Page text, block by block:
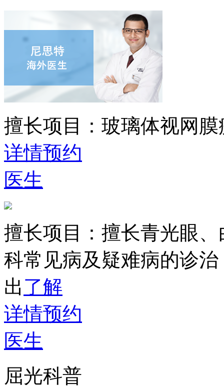
擅长项目： 玻璃体视网
详情预约
医生
擅长项目： 擅长青光眼
科常见病及疑难病的诊
出 了解
详情预约
医生
屈光科普